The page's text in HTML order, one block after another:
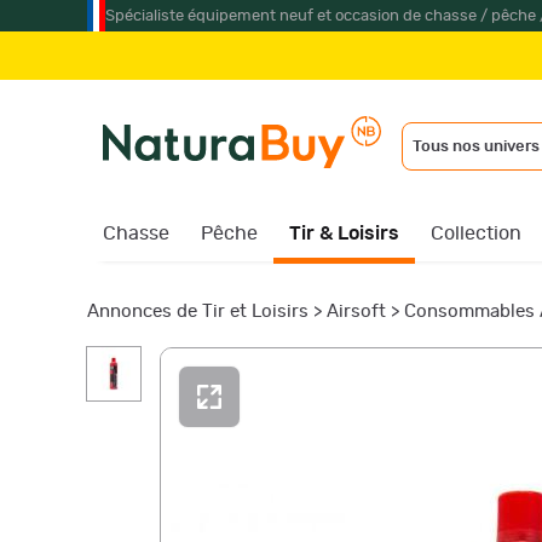
Spécialiste équipement neuf et occasion de chasse / pêche
Tous nos univers
Chasse Pêche Tir & Loisirs Collection
Annonces de Tir et Loisirs > Airsoft >